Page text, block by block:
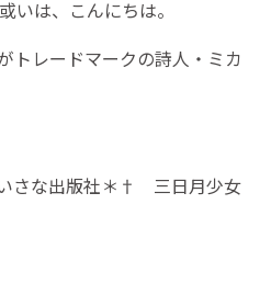
は、こんにちは。
トレードマークの詩人・ミカ
さな出版社＊† 三日月少女